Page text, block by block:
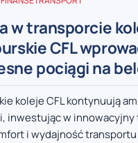
w transporcie
CFL
pociągi na
koleje CFL kontynuują
inwestując w innowacyjny
i wydajność